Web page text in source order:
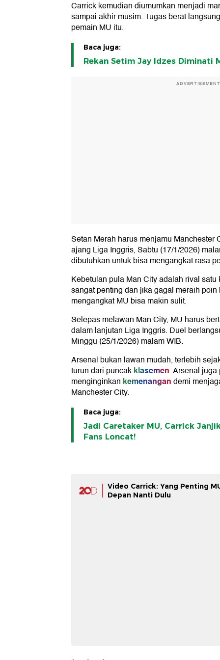
Carrick kemudian diumumkan menjadi
sampai akhir musim. Tugas berat
pemain MU itu.
Baca juga:
Rekan Setim Jay Idzes Diminati
ADVERTISEMENT
Setan Merah harus menjamu Manchester
ajang Liga Inggris, Sabtu (17/1/2026)
dibutuhkan untuk bisa mengangkat rasa
Kebetulan pula Man City adalah rival satu
sangat penting dan jika gagal meraih
mengangkat MU bisa makin sulit.
Selepas melawan Man City, MU harus
dalam lanjutan Liga Inggris. Duel
Minggu (25/1/2026) malam WIB.
Arsenal bukan lawan mudah, terlebih
turun dari puncakklasemen. Arsenal
menginginkan kemenangandemi
Manchester City.
Baca juga:
Jadi Caretaker MU, Carrick
Fans Loncat!
Video Carrick: Yang Penting
Depan Nanti Dulu